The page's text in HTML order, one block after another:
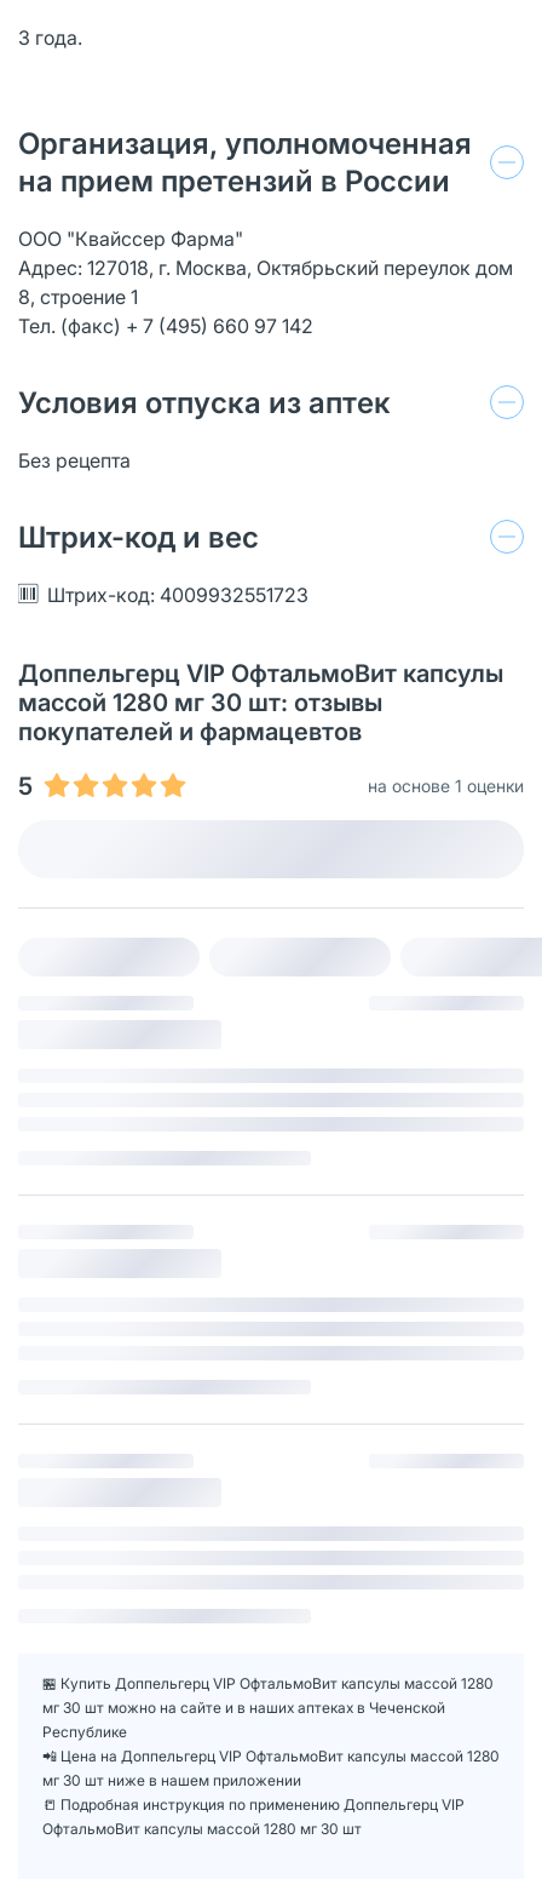
3 года.
Организация, уполномоченная
на прием претензий в России
ООО "Квайссер Фарма"
Адрес: 127018, г. Москва, Октябрьский переулок дом
8, строение 1
Тел. (факс) + 7 (495) 660 97 142
Условия отпуска из аптек
Без рецепта
Штрих-код и вес
Штрих-код: 4009932551723
Доппельгерц VIP ОфтальмоВит капсулы
массой 1280 мг 30 шт: отзывы
покупателей и фармацевтов
5
на основе 1 оценки
🏪 Купить Доппельгерц VIP ОфтальмоВит капсулы массой 1280
мг 30 шт можно на сайте и в наших аптеках в Чеченской
Республике
📲 Цена на Доппельгерц VIP ОфтальмоВит капсулы массой 1280
мг 30 шт ниже в нашем приложении
📒 Подробная инструкция по применению Доппельгерц VIP
ОфтальмоВит капсулы массой 1280 мг 30 шт